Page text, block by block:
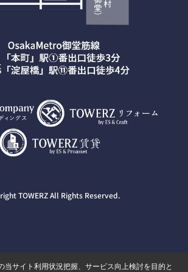
TOWERZ All Rights Reserved.
当サイト利用状況把握、サービス向上検討を目的と